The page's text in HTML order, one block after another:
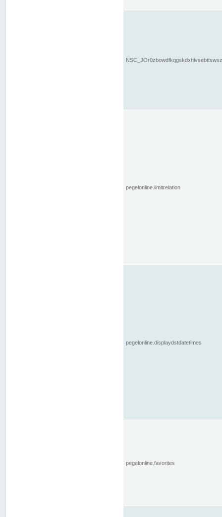
pegelonline.limitrelation
pegelonline.displaydstdatetimes
pegelonline.favorites